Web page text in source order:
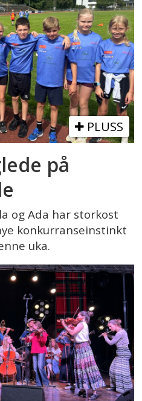
PLUSS
på
og Ada har storkost
konkurranseinstinkt
uka.